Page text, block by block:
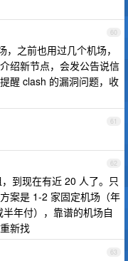
60
之前也用过几个机场，
绍新节点，会发公告说信
醒 clash 的漏洞问题，收
61
62
到现在有近 20 人了。只
案是 1-2 家固定机场（年
年付），靠谱的机场自
新找
63